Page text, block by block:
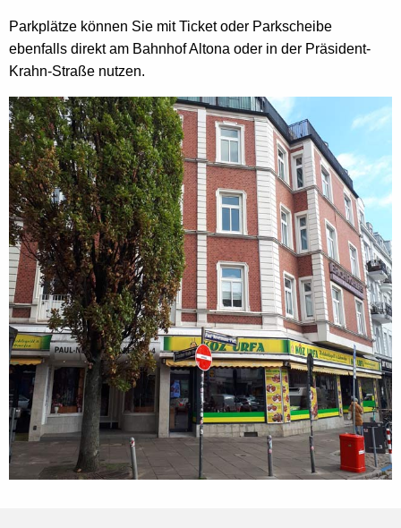
Parkplätze können Sie mit Ticket oder Parkscheibe
ebenfalls direkt am Bahnhof Altona oder in der Präsident-
Krahn-Straße nutzen.